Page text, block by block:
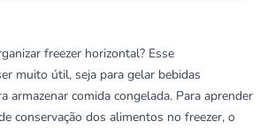
freezer horizontal? Esse
muito útil, seja para gelar bebidas
armazenar comida congelada. Para aprender
conservação dos alimentos no freezer, o